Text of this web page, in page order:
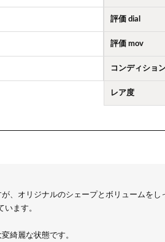
評価 dial
評価 mov
コンディショ
レア度
、オリジナルのシェープとボリュームを
ます。
綺麗な状態です。